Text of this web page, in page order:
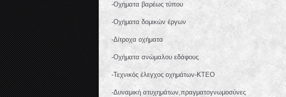
-Οχήματα βαρέως τύπου
-Οχήματα δομικών έργων
-Δίτροχα οχήματα
-Οχήματα ανώμαλου εδάφους
-Τεχνικός έλεγχος οχημάτων-ΚΤΕΟ
-Δυναμική ατυχημάτων,πραγματογνωμοσύνες